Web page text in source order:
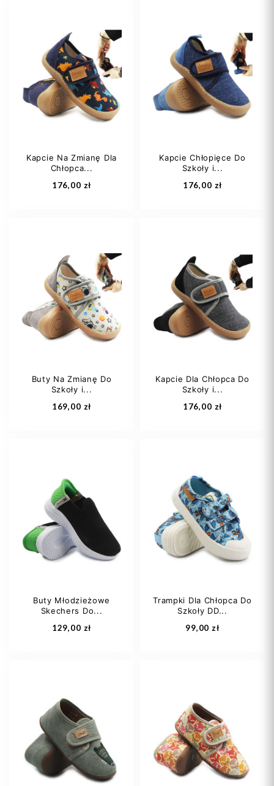
38 40
Dodaj do koszyka
30 35
Dodaj do koszyka
Kapcie Na Zmianę Dla
Chłopca...
176,00 zł
23
24
29
32
Dodaj do koszyka
Kapcie Chłopięce Do
Szkoły i...
176,00 zł
24 25
26
27
28 +5
Dodaj do koszyka
Buty Na Zmianę Do
Szkoły i...
169,00 zł
22
Dodaj do koszyka
Kapcie Dla Chłopca Do
Szkoły i...
176,00 zł
25
26
27
28 +5
Dodaj do koszyka
Buty Młodzieżowe
Skechers Do...
129,00 zł
33 35
Trampki Dla Chłopca Do
Szkoły DD...
99,00 zł
20 21 23